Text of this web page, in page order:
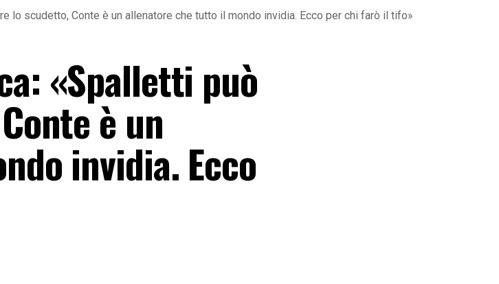
lo scudetto, Conte è un allenatore che tutto il mondo invidia. Ecco per chi farò il tifo»
«Spalletti può
è un
invidia. Ecco